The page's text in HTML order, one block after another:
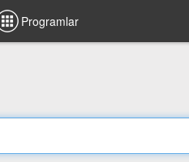
Programlar